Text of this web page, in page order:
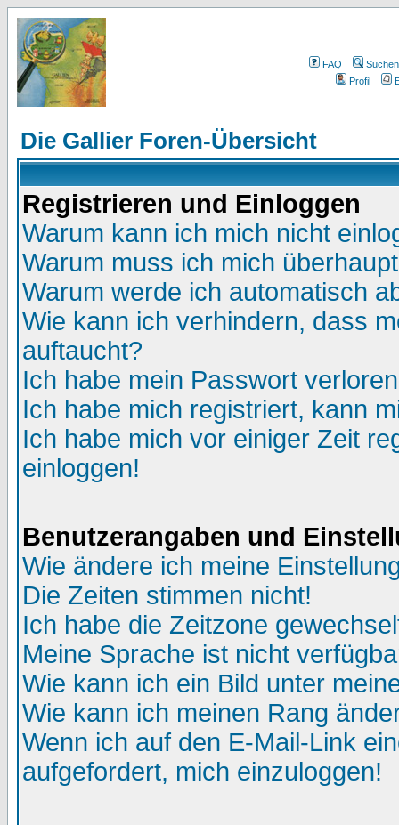
FAQ
Suchen
Profil
Die Gallier Foren-Übersicht
Registrieren und Einloggen
Warum kann ich mich nicht
Warum muss ich mich
Warum werde ich automatisch
Wie kann ich verhindern, dass
auftaucht?
Ich habe mein Passwort
Ich habe mich registriert, kann
Ich habe mich vor einiger Zeit
einloggen!
Benutzerangaben und
Wie ändere ich meine
Die Zeiten stimmen nicht!
Ich habe die Zeitzone
Meine Sprache ist nicht
Wie kann ich ein Bild unter
Wie kann ich meinen Rang
Wenn ich auf den E-Mail-Link
aufgefordert, mich einzuloggen!